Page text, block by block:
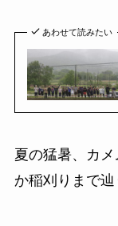
あわせて読みたい
夏の猛暑、カ
か稲刈りまで辿